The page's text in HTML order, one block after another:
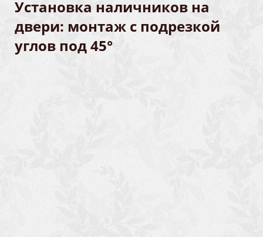
Установка наличников на
двери: монтаж с подрезкой
углов под 45°